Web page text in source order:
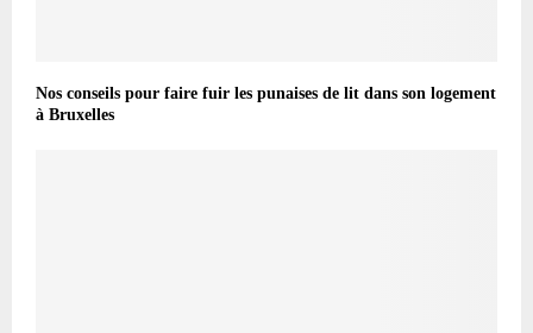
Nos conseils pour faire fuir les punaises de lit dans son logement
à Bruxelles